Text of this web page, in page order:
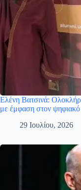
Ελένη Βατσινά:
με έμφαση στον
29 Ιουλίου, 2026